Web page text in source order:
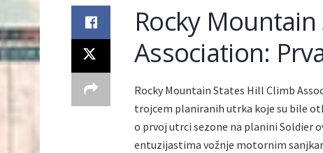
Rocky
Association:
Rocky Mountain States Hill Climb
trojcem planiranih utrka koje su bile
o prvoj utrci sezone na planini Soldier
entuzijastima vožnje motornim